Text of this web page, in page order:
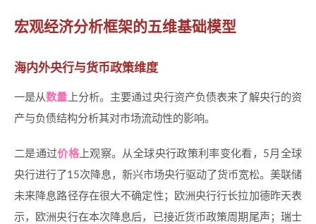
宏观经济分析框架的五维基础模型
海内外央行与货币政策维度
一是从数量 上分析。主要通过央行资产负债表来了解央行的资
产与负债结构分析其对市场流动性的影响。
二是通过价格上观察。从全球央行政策利率变化看，5月全球
央行进行了15次降息，新兴市场央行驱动了货币宽松。美联储
未来降息路径存在很大不确定性；欧洲央行行长拉加德昨天表
示，欧洲央行在本次降息后，已接近货币政策周期尾声；瑞士